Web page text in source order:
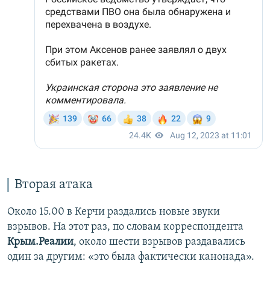
Вторая атака
Около 15.00 в Керчи раздались новые звуки
взрывов. На этот раз, по словам корреспондента
Крым.Реалии, около шести взрывов раздавались
один за другим: «это была фактически канонада».